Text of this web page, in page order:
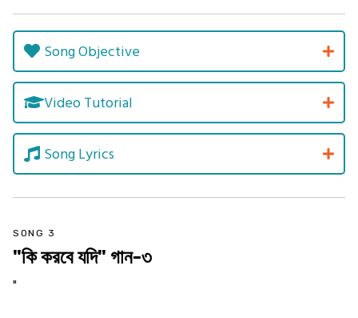
Song Objective
Video Tutorial
Song Lyrics
SONG 3
"কি করবে যদি" গান-৩
"